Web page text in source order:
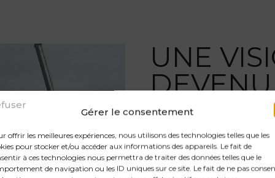
Gérer le consentement
offrir les meilleures expériences, nous utilisons des technologies telles que les
pour stocker et/ou accéder aux informations des appareils. Le fait de
à ces technologies nous permettra de traiter des données telles que le
de navigation ou les ID uniques sur ce site. Le fait de ne pas
UNE
REALITE
En janvier 2018, nos140
regroupés en un même lieu
dans une nouvelleusine de